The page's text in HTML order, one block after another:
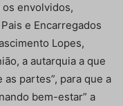
envolvidos,
e Encarregados
Lopes,
a autarquia a que
partes”, para que a
bem-estar” a